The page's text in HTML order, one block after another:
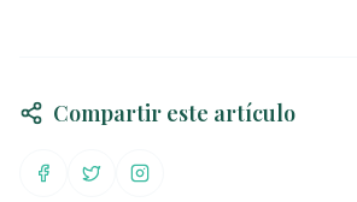
Compartir este artículo
Compartir en Facebook
Compartir en Twitter
Compartir en Instagram